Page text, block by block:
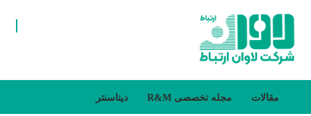
مقالات مجله تخصصی R&M دیتاسنتر